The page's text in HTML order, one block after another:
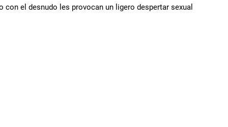
el desnudo les provocan un ligero despertar sexual